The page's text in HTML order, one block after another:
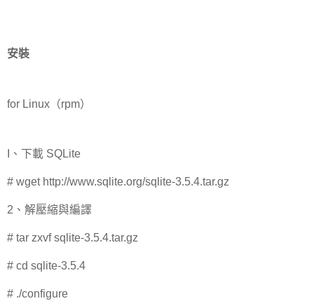
安裝
for Linux（rpm）
I、下載 SQLite
# wget http://www.sqlite.org/sqlite-3.5.4.tar.gz
2、解壓縮與編譯
# tar zxvf sqlite-3.5.4.tar.gz
# cd sqlite-3.5.4
# ./configure